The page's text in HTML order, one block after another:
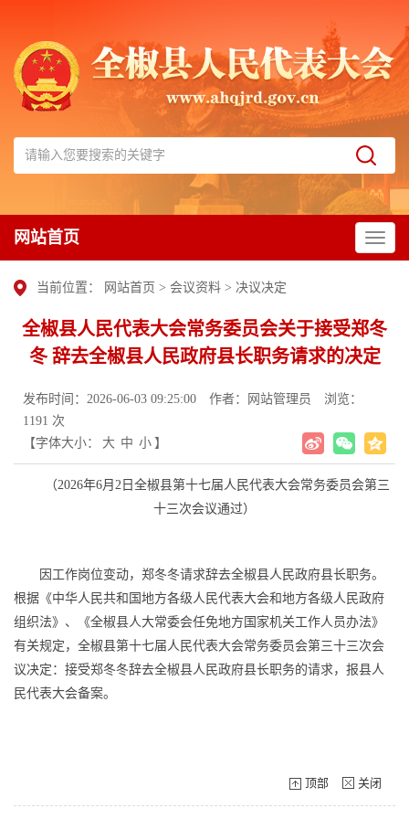
网站首页
当前位置： 网站首页 > 会议资料 > 决议决定
全椒县人民代表大会常务委员会关于接受郑冬
冬 辞去全椒县人民政府县长职务请求的决定
发布时间：2026-06-03 09:25:00 作者：网站管理员
浏览：
1191 次
【字体大小：
大 中 小 】
（2026年6月2日全椒县第十七届人民代表大会常务委员会第三
十三次会议通过）
因工作岗位变动，郑冬冬请求辞去全椒县人民政府县长职务。
根据《中华人民共和国地方各级人民代表大会和地方各级人民政府
组织法》、《全椒县人大常委会任免地方国家机关工作人员办法》
有关规定，全椒县第十七届人民代表大会常务委员会第三十三次会
议决定：接受郑冬冬辞去全椒县人民政府县长职务的请求，报县人
民代表大会备案。
顶部 关闭